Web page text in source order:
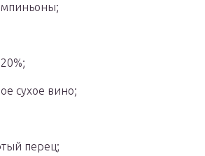
сухое вино;
перец;